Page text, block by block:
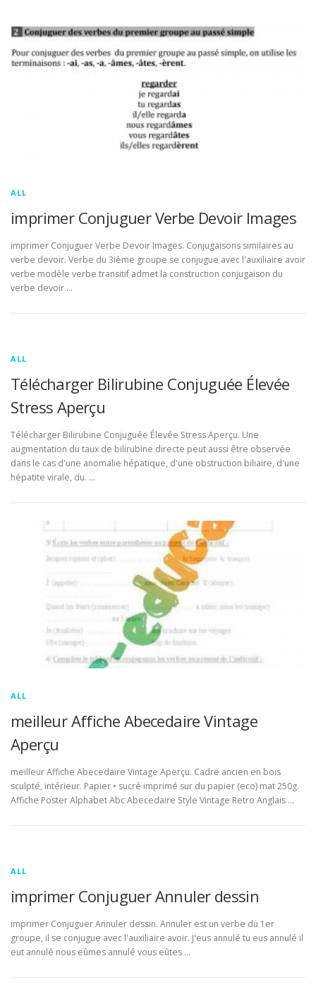
ALL
imprimer Conjuguer Verbe Devoir Images
imprimer Conjuguer Verbe Devoir Images. Conjugaisons similaires au
verbe devoir. Verbe du 3ième groupe se conjugue avec l'auxiliaire avoir
verbe modèle verbe transitif admet la construction conjugaison du
verbe devoir …
ALL
Télécharger Bilirubine Conjuguée Élevée
Stress Aperçu
Télécharger Bilirubine Conjuguée Élevée Stress Aperçu. Une
augmentation du taux de bilirubine directe peut aussi être observée
dans le cas d'une anomalie hépatique, d'une obstruction biliaire, d'une
hépatite virale, du. …
ALL
meilleur Affiche Abecedaire Vintage
Aperçu
meilleur Affiche Abecedaire Vintage Aperçu. Cadre ancien en bois
sculpté, intérieur. Papier • sucré imprimé sur du papier (eco) mat 250g.
Affiche Poster Alphabet Abc Abecedaire Style Vintage Retro Anglais …
ALL
imprimer Conjuguer Annuler dessin
imprimer Conjuguer Annuler dessin. Annuler est un verbe du 1er
groupe, il se conjugue avec l'auxiliaire avoir. J'eus annulé tu eus annulé il
eut annulé nous eûmes annulé vous eûtes …